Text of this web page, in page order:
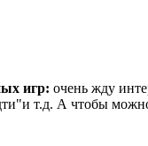
игр: очень жду
т.д. А чтобы